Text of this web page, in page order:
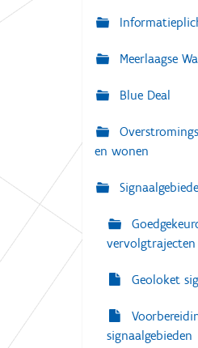
a
i
g
t
i
e
Meerlaagse
Blue Deal
en wonen
Geoloket
signaalgebieden